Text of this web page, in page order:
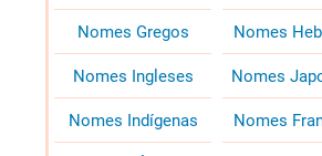
Nomes Gregos Nomes
Nomes Ingleses Nomes
Nomes Indígenas Nomes